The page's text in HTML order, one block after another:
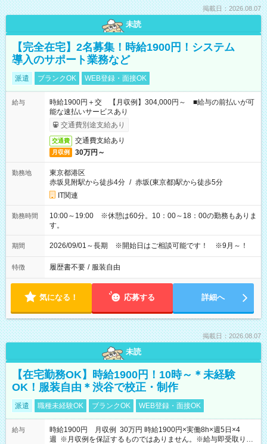
掲載日：2026.08.07
未読
【完全在宅】2名募集！時給1900円！システム
導入のサポート業務など
派遣 ブランクOK WEB登録・面接OK
給与
時給1900円＋交 【月収例】304,000円～ ■給与の前払いが可
能な速払いサービスあり
交通費別途支給あり
交通費 交通費支給あり
月収例 30万円～
勤務地
東京都港区
赤坂見附駅から徒歩4分 / 赤坂(東京都)駅から徒歩5分
IT関連
勤務時間
10:00～19:00 ※休憩は60分。10：00～18：00の勤務もありま
す。
期間 2026/09/01～長期 ※開始日はご相談可能です！ ※9月～！
特徴 履歴書不要 / 服装自由
気になる！ 応募する 詳細へ
掲載日：2026.08.07
未読
【在宅勤務OK】時給1900円！10時～＊未経験
OK！服装自由＊渋谷で校正・制作
派遣 職種未経験OK ブランクOK WEB登録・面接OK
給与
時給1900円 月収例 30万円 時給1900円×実働8h×週5日×4
週 ※月収例を保証するものではありません。※給与即受取りサ